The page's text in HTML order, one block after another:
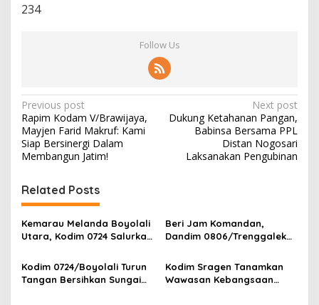
234
Follow Us
P
o
s
t
n
a
v
i
g
a
Previous post
Rapim Kodam V/Brawijaya,
Mayjen Farid Makruf: Kami
Siap Bersinergi Dalam
Membangun Jatim!
Next post
Dukung Ketahanan Pangan,
Babinsa Bersama PPL
Distan Nogosari
Laksanakan Pengubinan
Related Posts
Kemarau Melanda Boyolali
Utara, Kodim 0724 Salurkan
Beri Jam Komandan,
Dandim 0806/Trenggalek
Kodim 0724/Boyolali Turun
Tangan Bersihkan Sungai
Kodim Sragen Tanamkan
Wawasan Kebangsaan